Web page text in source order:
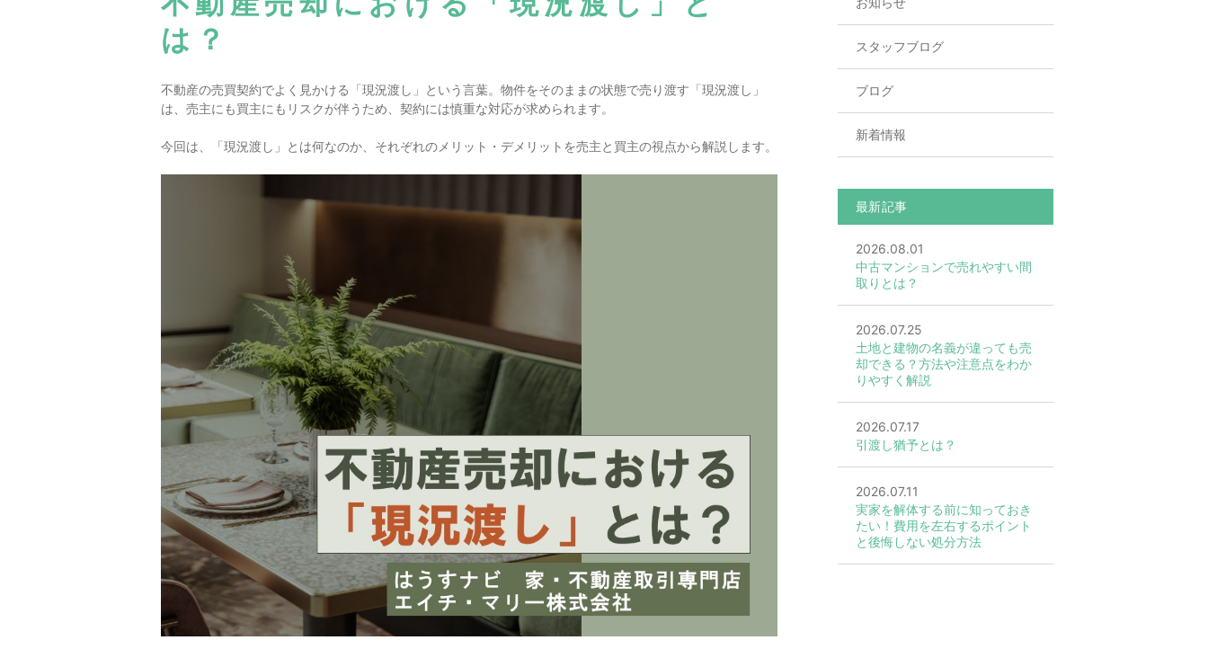
は？
不動産の売買契約でよく見かける「現況渡し」という言葉。物件をそのままの状態で売り渡す「現況渡し」
は、売主にも買主にもリスクが伴うため、契約には慎重な対応が求められます。
今回は、「現況渡し」とは何なのか、それぞれのメリット・デメリットを売主と買主の視点から解説します。
スタッフブログ
ブログ
新着情報
最新記事
2026.08.01
中古マンションで売れやすい間
取りとは？
2026.07.25
土地と建物の名義が違っても売
却できる？方法や注意点をわか
りやすく解説
2026.07.17
引渡し猶予とは？
2026.07.11
実家を解体する前に知っておき
たい！費用を左右するポイント
と後悔しない処分方法